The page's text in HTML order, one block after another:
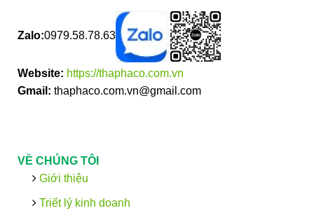
Zalo:0979.58.78.63
Website: https://thaphaco.com.vn
Gmail: thaphaco.com.vn@gmail.com
VỀ CHÚNG TÔI
Giới thiệu
Triết lý kinh doanh